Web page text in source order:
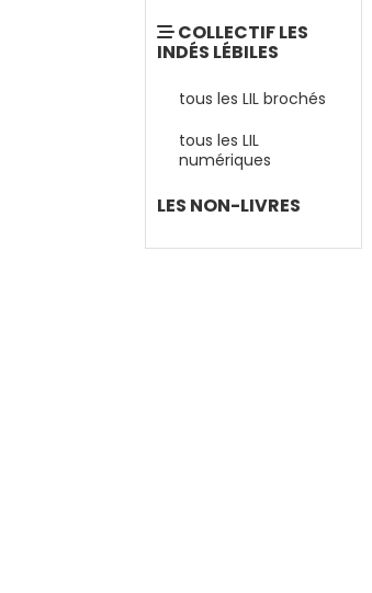
COLLECTIF LES
INDÉS LÉBILES
tous les LIL brochés
tous les LIL
numériques
LES NON-LIVRES